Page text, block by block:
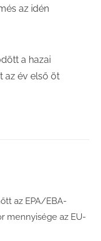
az idén
a hazai
az év első öt
az EPA/EBA-
mennyisége az EU-